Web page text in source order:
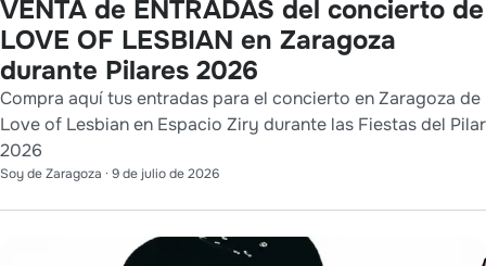
VENTA de ENTRADAS del concierto de
LOVE OF LESBIAN en Zaragoza
durante Pilares 2026
Compra aquí tus entradas para el concierto en Zaragoza de
Love of Lesbian en Espacio Ziry durante las Fiestas del Pilar
2026
Soy de Zaragoza · 9 de julio de 2026